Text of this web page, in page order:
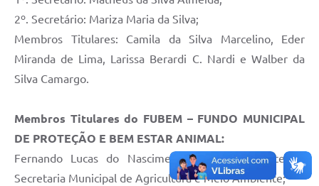
2º. Secretário: Mariza Maria da Silva;
Membros Titulares: Camila da Silva Marcelino, Eder
Miranda de Lima, Larissa Berardi C. Nardi e Walber da
Silva Camargo.
Membros Titulares do FUBEM – FUNDO MUNICIPAL
DE PROTEÇÃO E BEM ESTAR ANIMAL:
Fernando Lucas do Nascimento – Representante da
Secretaria Municipal de Agricultura e Meio Ambiente;